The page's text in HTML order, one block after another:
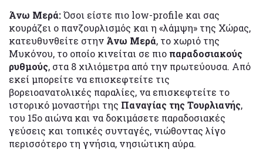
Άνω Μερά:Όσοι είστε πιο low-profile και σας
κουράζει ο πανζουρλισμός και η «λάμψη» της Χώρας,
κατευθυνθείτε στην Άνω Μερά, το χωριό της
Μυκόνου, το οποίο κινείται σε πιο παραδοσιακούς
ρυθμούς, στα 8 χιλιόμετρα από την πρωτεύουσα. Από
εκεί μπορείτε να επισκεφτείτε τις
βορειοανατολικές παραλίες, να επισκεφτείτε το
ιστορικό μοναστήρι της Παναγίας της Τουρλιανής,
του 15ο αιώνα και να δοκιμάσετε παραδοσιακές
γεύσεις και τοπικές συνταγές, νιώθοντας λίγο
περισσότερο τη γνήσια, νησιώτικη αύρα.